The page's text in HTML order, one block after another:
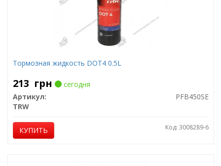
Тормозная жидкость DOT4 0.5L
213 грн
сегодня
Артикул:
PFB450SE
TRW
КУПИТЬ Код: 3008289-6